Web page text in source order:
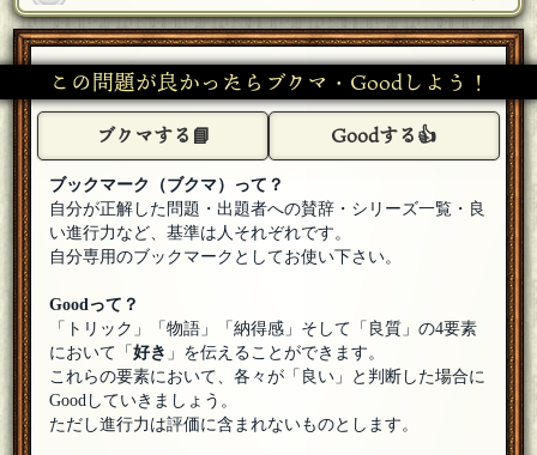
は編集されるまで答えないほうがいいヨ・・・[18年08月22日
10:58]
タコ助[☆さうざんど！]
どーぞどーぞメシアガレー [18年08月22日 06:36]
OUTIS
[18年08月21日 23:51]
ヒガシ丸子
参加します！[18年08月21日 23:41]
マーリン
天童 魔子
参加します(ﾟдﾟ)ゞ[18年08月21日 23:23]
タコ助 [☆さうざんど！]
召し上がれ[18年08月21日 23:22]
この問題が良かったらブクマ・Goodしよう！
ブクマする📘 Goodする👍
ブックマーク（ブクマ）って？
自分が正解した問題・出題者への賛辞・シリーズ一覧・良
い進行力など、基準は人それぞれです。
自分専用のブックマークとしてお使い下さい。
Goodって？
「トリック」「物語」「納得感」そして「良質」の4要素
において「好き 」を伝えることができます。
これらの要素において、各々が「良い」と判断した場合に
Goodしていきましょう。
ただし進行力は評価に含まれないものとします。